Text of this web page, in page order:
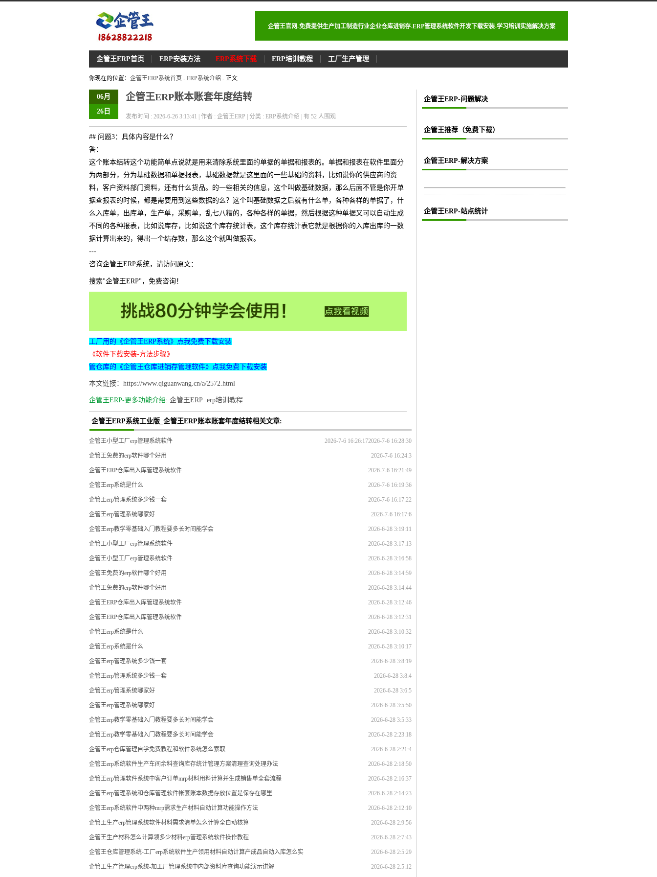
企管王官网-免费提供生产加工制造行业企业仓库进销存-ERP管理系统软件开发下载安装-学习培训实施解决方案
企管王ERP首页 ERP安装方法 ERP系统下载 ERP培训教程 工厂生产管理
你现在的位置： 企管王ERP系统首页 - ERP系统介绍 - 正文
06月
26日
企管王ERP账本账套年度结转
发布时间 : 2026-6-26 3:13:41 | 作者 : 企管王ERP | 分类 : ERP系统介绍 | 有 52 人围观
## 问题3：具体内容是什么？
答：
这个账本结转这个功能简单点说就是用来清除系统里面的单据的单据和报表的。单据和报表在软件里面分
为两部分，分为基础数据和单据报表，基础数据就是这里面的一些基础的资料，比如说你的供应商的资
料，客户资料部门资料，还有什么货品。的一些相关的信息，这个叫做基础数据，那么后面不管是你开单
据查报表的时候，都是需要用到这些数据的么？这个叫基础数据之后就有什么单，各种各样的单据了，什
么入库单，出库单，生产单，采购单，乱七八糟的，各种各样的单据，然后根据这种单据又可以自动生成
不同的各种报表，比如说库存，比如说这个库存统计表，这个库存统计表它就是根据你的入库出库的一数
据计算出来的，得出一个结存数，那么这个就叫做报表。
---
咨询企管王ERP系统，请访问原文：
搜索"企管王ERP"，免费咨询！
工厂用的《企管王ERP系统》点我免费下载安装
《软件下载安装-方法步骤》
管仓库的《企管王仓库进销存管理软件》点我免费下载安装
本文链接：https://www.qiguanwang.cn/a/2572.html
企管王ERP-更多功能介绍: 企管王ERP erp培训教程
企管王ERP系统工业版_企管王ERP账本账套年度结转相关文章:
2026-7-6 16:28:30
企管王小型工厂erp管理系统软件 2026-7-6 16:26:17
企管王免费的erp软件哪个好用 2026-7-6 16:24:3
企管王ERP仓库出入库管理系统软件 2026-7-6 16:21:49
企管王erp系统是什么 2026-7-6 16:19:36
企管王erp管理系统多少钱一套 2026-7-6 16:17:22
企管王erp管理系统哪家好 2026-7-6 16:17:6
企管王erp教学零基础入门教程要多长时间能学会 2026-6-28 3:19:11
企管王小型工厂erp管理系统软件 2026-6-28 3:17:13
企管王小型工厂erp管理系统软件 2026-6-28 3:16:58
企管王免费的erp软件哪个好用 2026-6-28 3:14:59
企管王免费的erp软件哪个好用 2026-6-28 3:14:44
企管王ERP仓库出入库管理系统软件 2026-6-28 3:12:46
企管王ERP仓库出入库管理系统软件 2026-6-28 3:12:31
企管王erp系统是什么 2026-6-28 3:10:32
企管王erp系统是什么 2026-6-28 3:10:17
企管王erp管理系统多少钱一套 2026-6-28 3:8:19
企管王erp管理系统多少钱一套 2026-6-28 3:8:4
企管王erp管理系统哪家好 2026-6-28 3:6:5
企管王erp管理系统哪家好 2026-6-28 3:5:50
企管王erp教学零基础入门教程要多长时间能学会 2026-6-28 3:5:33
企管王erp教学零基础入门教程要多长时间能学会 2026-6-28 2:23:18
企管王erp仓库管理自学免费教程和软件系统怎么索取 2026-6-28 2:21:4
企管王erp系统软件生产车间余料查询库存统计管理方案清理查询处理办法 2026-6-28 2:18:50
企管王erp管理软件系统中客户订单mrp材料用料计算并生成销售单全套流程 2026-6-28 2:16:37
企管王erp管理系统和仓库管理软件帐套账本数据存放位置是保存在哪里 2026-6-28 2:14:23
企管王erp系统软件中两种mrp需求生产材料自动计算功能操作方法 2026-6-28 2:12:10
企管王生产erp管理系统软件材料需求清单怎么计算全自动核算 2026-6-28 2:9:56
企管王生产材料怎么计算领多少材料erp管理系统软件操作教程 2026-6-28 2:7:43
企管王仓库管理系统-工厂erp系统软件生产领用材料自动计算产成品自动入库怎么实
现
2026-6-28 2:5:29
企管王生产管理erp系统-加工厂管理系统中内部资料库查询功能演示讲解 2026-6-28 2:5:12
企管王ERP-问题解决
企管王推荐（免费下载）
企管王ERP-解决方案
企管王ERP-站点统计